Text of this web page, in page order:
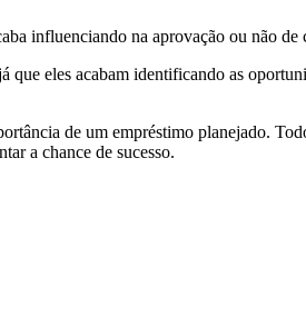
influenciando na aprovação ou não de
eles acabam identificando as
de um empréstimo planejado.
a chance de sucesso.